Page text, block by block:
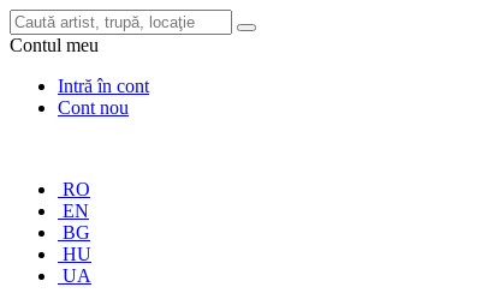
Contul meu
Intră în cont
Cont nou
RO
EN
BG
HU
UA